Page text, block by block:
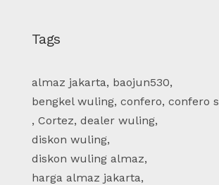
Tags
almaz jakarta, baojun530,
bengkel wuling, confero, confero s
, Cortez, dealer wuling,
diskon wuling,
diskon wuling almaz,
harga almaz jakarta,